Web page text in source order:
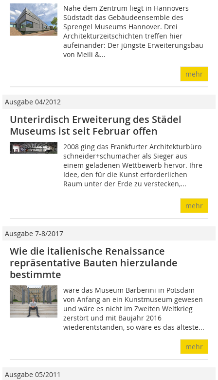
Nahe dem Zentrum liegt in Hannovers
Südstadt das Gebäudeensemble des
Sprengel Museums Hannover. Drei
Architekturzeitschichten treffen hier
aufeinander: Der jüngste Erweiterungsbau
von Meili &...
mehr
Ausgabe 04/2012
Unterirdisch Erweiterung des Städel
Museums ist seit Februar offen
2008 ging das Frankfurter Architekturbüro
schnei­der+schumacher als Sieger aus
einem geladenen Wettbewerb hervor. Ihre
Idee, den für die Kunst erforderlichen
Raum unter der Erde zu verstecken,...
mehr
Ausgabe 7-8/2017
Wie die italienische Renaissance
repräsentative Bauten hierzulande
bestimmte
wäre das Museum Barberini in Potsdam
von Anfang an ein Kunstmuseum gewesen
und wäre es nicht im Zweiten Weltkrieg
zerstört und mit Baujahr 2016
wiederentstanden, so wäre es das älteste...
mehr
Ausgabe 05/2011